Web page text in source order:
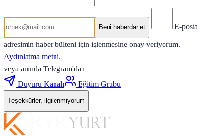
Beni haberdar et E-posta
adresimin haber bülteni için işlenmesine onay veriyorum.
Aydınlatma metni.
veya anında Telegram'dan
Duyuru Kanalı
Eğitim Grubu
Teşekkürler, ilgilenmiyorum